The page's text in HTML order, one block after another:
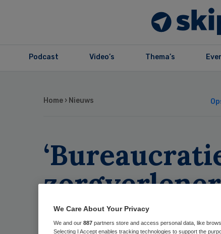
Podcast Video’s Thema’s
Home › Nieuws
zorgverlener
gevangen’
We Care About Your Privacy
We and our 887 partners store and access personal data, like
Selecting I Accept enables tracking technologies to support the